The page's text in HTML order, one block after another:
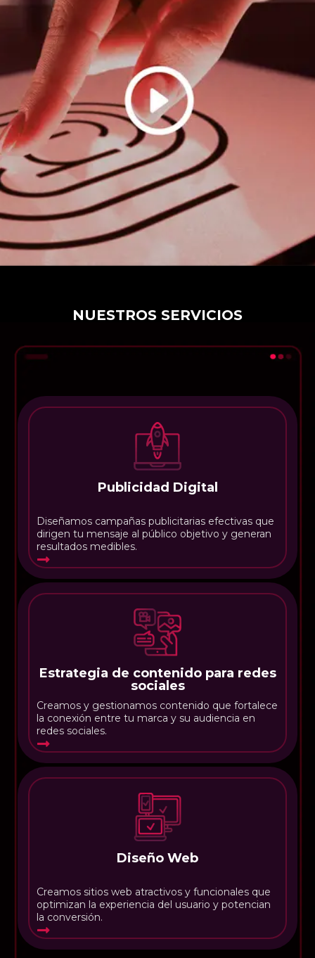
NUESTROS SERVICIOS
Publicidad Digital
Diseñamos campañas publicitarias efectivas que
dirigen tu mensaje al público objetivo y generan
resultados medibles.
Estrategia de contenido para redes
sociales
Creamos y gestionamos contenido que fortalece
la conexión entre tu marca y su audiencia en
redes sociales.
Diseño Web
Creamos sitios web atractivos y funcionales que
optimizan la experiencia del usuario y potencian
la conversión.